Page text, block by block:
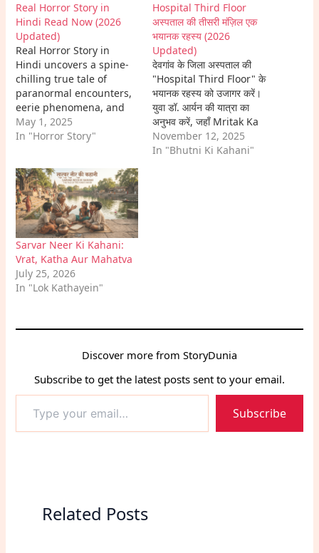
Real Horror Story in
Hindi Read Now (2026
Updated)
Real Horror Story in
Hindi uncovers a spine-
chilling true tale of
paranormal encounters,
eerie phenomena, and
unsettling moments that
stay with you long after
May 1, 2025
In "Horror Story"
Hospital Third Floor
अस्पताल की तीसरी मंज़िल एक
भयानक रहस्य (2026
Updated)
देवगांव के जिला अस्पताल की
"Hospital Third Floor" के
भयानक रहस्य को उजागर करें।
युवा डॉ. आर्यन की यात्रा का
अनुभव करें, जहाँ Mritak Ka
Call और Haunted
Bathroom Door जैसी घटनाएँ
November 12, 2025
In "Bhutni Ki Kahani"
Sarvar Neer Ki Kahani:
Vrat, Katha Aur Mahatva
July 25, 2026
In "Lok Kathayein"
Discover more from StoryDunia
Subscribe to get the latest posts sent to your email.
your
email…
Subscribe
Related Posts